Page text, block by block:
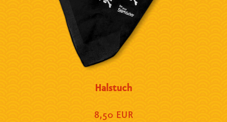
Halstuch
8,50 EUR